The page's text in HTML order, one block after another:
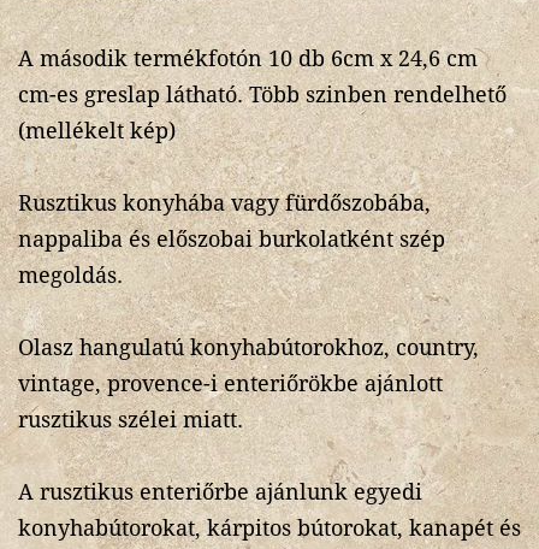
A második termékfotón 10 db 6cm x 24,6 cm
cm-es greslap látható. Több szinben rendelhető
(mellékelt kép)
Rusztikus konyhába vagy fürdőszobába,
nappaliba és előszobai burkolatként szép
megoldás.
Olasz hangulatú konyhabútorokhoz, country,
vintage, provence-i enteriőrökbe ajánlott
rusztikus szélei miatt.
A rusztikus enteriőrbe ajánlunk egyedi
konyhabútorokat, kárpitos bútorokat, kanapét és